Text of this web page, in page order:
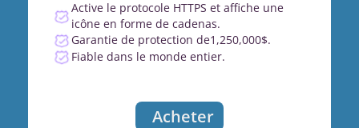
Active le protocole HTTPS et affiche une
icône en forme de cadenas.
Garantie de protection de1,250,000$.
Fiable dans le monde entier.
Acheter